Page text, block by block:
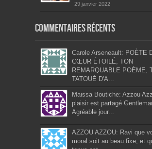
29 janvier 2022
Commentaires récents
Carole Arseneault: POÈTE
CŒUR ÉTOILÉ, TON
REMARQUABLE POÈME,
TATOUÉ D'A...
Maissa Boutiche: Azzou
plaisir est partagé
Agréable jour...
AZZOU AZZOU: Ravi que
moral soit au beau fixe, et